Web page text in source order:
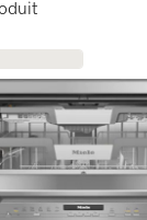
Flag, Etiquette
et installation